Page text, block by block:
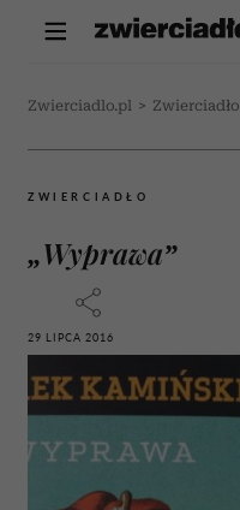
Zwierciadlo.pl > Zwierciadło
ZWIERCIADŁO
„Wyprawa”
29 LIPCA 2016